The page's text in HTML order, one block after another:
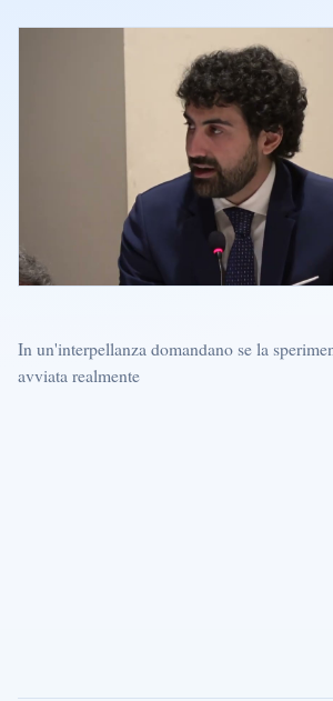
In un'interpellanza domandano se la
avviata realmente